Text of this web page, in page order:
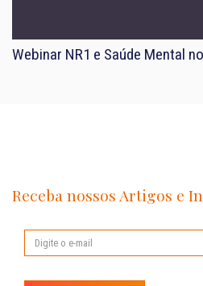
Webinar NR1 e Saúde Mental
Receba nossos Artigos e